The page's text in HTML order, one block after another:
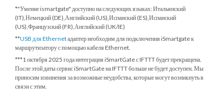
*"Умение ismartgate" доступно на следующих языках: Итальянский
(IT),Немецкий (DE),Английский (US),Испанский (ES),Испанский
(US),Французский (FR),Английский (UK/IE)
**USB для Ethernetадаптер необходим для подключения iSmartgate к
маршрутизатору с помощью кабеля Ethernet.
***1 октября 2025 годаинтеграция iSmartGate с IFTTT будет прекращена.
После этой даты сервис iSmartGate на IFTTT больше не будет доступен. Мы
приносим извинения за возможные неудобства, которые могут возникнуть в
связи с этим.